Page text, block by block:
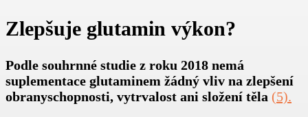
Zlepšuje glutamin výkon?
Podle souhrnné studie z roku 2018 nemá
suplementace glutaminem žádný vliv na zlepšení
obranyschopnosti, vytrvalost ani složení těla (5).